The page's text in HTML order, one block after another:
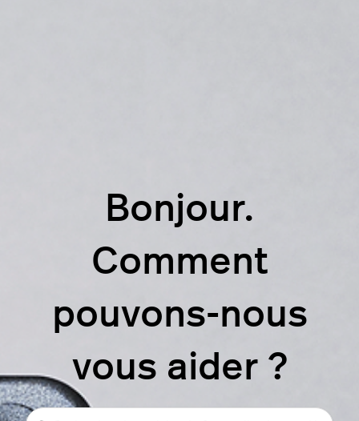
Bonjour.
Comment
pouvons-nous
vous aider ?